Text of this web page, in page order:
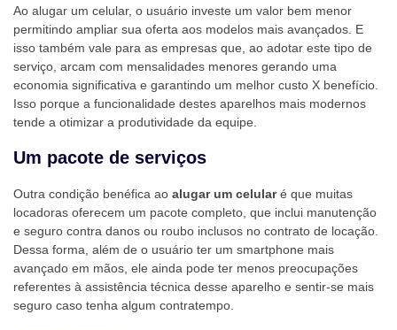
Ao alugar um celular, o usuário investe um valor bem menor
permitindo ampliar sua oferta aos modelos mais avançados. E
isso também vale para as empresas que, ao adotar este tipo de
serviço, arcam com mensalidades menores gerando uma
economia significativa e garantindo um melhor custo X benefício.
Isso porque a funcionalidade destes aparelhos mais modernos
tende a otimizar a produtividade da equipe.
Um pacote de serviços
Outra condição benéfica ao alugar um celularé que muitas
locadoras oferecem um pacote completo, que inclui manutenção
e seguro contra danos ou roubo inclusos no contrato de locação.
Dessa forma, além de o usuário ter um smartphone mais
avançado em mãos, ele ainda pode ter menos preocupações
referentes à assistência técnica desse aparelho e sentir-se mais
seguro caso tenha algum contratempo.